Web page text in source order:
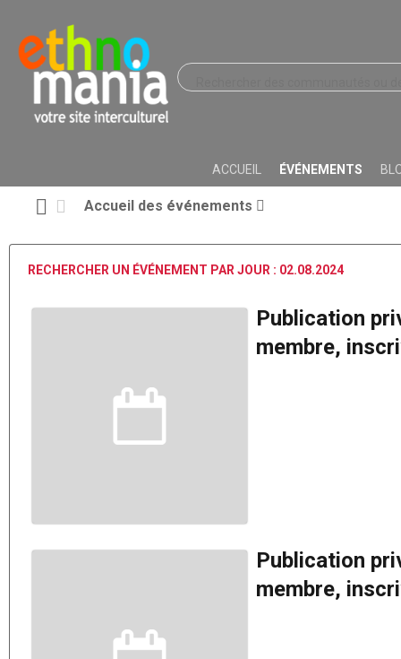
ACCUEIL ÉVÉNEMENTS
Accueil des événements
RECHERCHER UN ÉVÉNEMENT PAR JOUR : 02.08.2024
Publication
membre,
Publication
membre,